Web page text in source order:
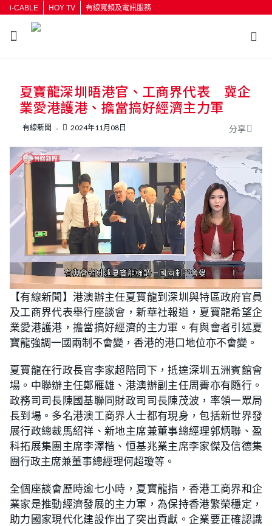
i-CABLE HOY TV 有線寬頻及電訊服務
按輸入鍵開始搜尋
夏寶龍深圳晤港官、工商界代表 冀企
業愛港護港、擔當搞好經濟主力軍
有線新聞 2024年11月08日 分享
U
n
m
t
e
o
a
d
e
d
:
1
3
.
%
【有線新聞】港澳辦主任夏寶龍到深圳與特區政府官員
及工商界代表舉行座談會，新華社報道，夏寶龍希望企
業愛港護港，擔當搞好經濟的主力軍。有與會者引述夏
寶龍強調一國兩制不會變，香港的港口地位亦不會變。
夏寶龍在行政長官李家超陪同下，抵達深圳五洲賓館會
場。中聯辦主任鄭雁雄、港澳辦副主任周霽亦有隨行。
政務司司長陳國基聯同財政司司長陳茂波，率領一眾局
長到場。多名港澳工商界人士都有現身，包括新世界發
展行政總裁馬紹祥、新地主席兼董事總經理郭炳聯、盈
科拓展集團主席李澤楷、恒基兆業主席李家傑及信德集
團行政主席兼董事總經理何超瓊等。
全個座談會歷時逾七小時，夏寶龍指，香港工商界和企
業家是推動經濟發展的主力軍，為保持香港繁榮穩定，
助力國家現代化建設作出了突出貢獻。企業要正確認識